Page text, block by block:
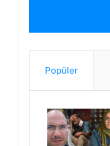
Popüler